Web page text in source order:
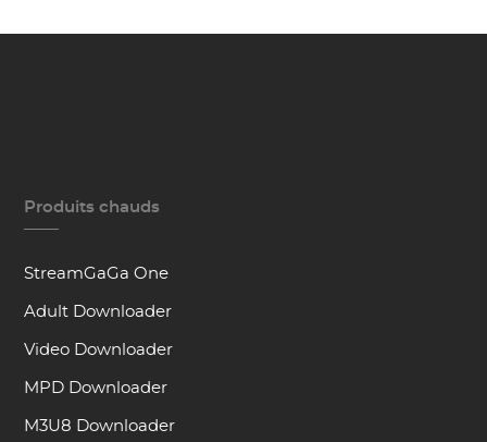
Produits chauds
StreamGaGa One
Adult Downloader
Video Downloader
MPD Downloader
M3U8 Downloader